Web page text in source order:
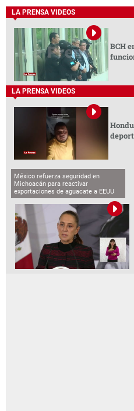
LA PRENSA VIDEOS
BCH
LA PRENSA VIDEOS
México refuerza seguridad en
Michoacán para reactivar
exportaciones de aguacate a EEUU